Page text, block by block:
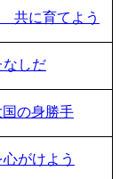
共に育てよう
しだ
の身勝手
がけよう